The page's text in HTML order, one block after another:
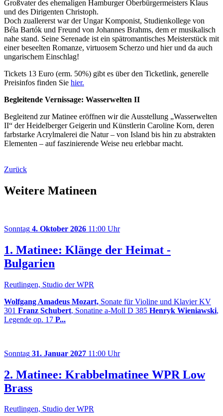
Großvater des ehemaligen Hamburger Oberbürgermeisters Klaus
und des Dirigenten Christoph.
Doch zuallererst war der Ungar Komponist, Studienkollege von
Béla Bartók und Freund von Johannes Brahms, dem er musikalisch
nahe stand. Seine Serenade ist ein spätromantisches Meisterstück mit
einer beseelten Romanze, virtuosem Scherzo und hier und da auch
ungarischem Einschlag!
Tickets 13 Euro (erm. 50%) gibt es über den Ticketlink, generelle
Preisinfos finden Sie hier.
Begleitende Vernissage: Wasserwelten II
Begleitend zur Matinee eröffnen wir die Ausstellung „Wasserwelten
II“ der Heidelberger Geigerin und Künstlerin Caroline Korn, deren
farbstarke Acrylmalerei die Natur – von Island bis hin zu abstrakten
Elementen – auf faszinierende Weise neu erlebbar macht.
Zurück
Weitere Matineen
Sonntag 4. Oktober 2026 11:00 Uhr
1. Matinee: Klänge der Heimat -
Bulgarien
Reutlingen, Studio der WPR
Wolfgang Amadeus Mozart, Sonate für Violine und Klavier KV
301 Franz Schubert, Sonatine a-Moll D 385 Henryk Wieniawski,
Legende op. 17 P...
Sonntag 31. Januar 2027 11:00 Uhr
2. Matinee: Krabbelmatinee WPR Low
Brass
Reutlingen, Studio der WPR